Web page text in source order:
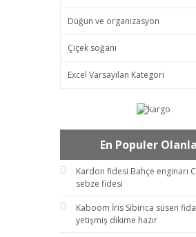
Düğün ve organizasyon
Çiçek soğanı
Excel Varsayılan Kategori
En Populer
Kardon fidesi Bahçe enginarı
sebze fidesi
Kaboom İris Sibirica süsen
yetişmiş dikime hazır